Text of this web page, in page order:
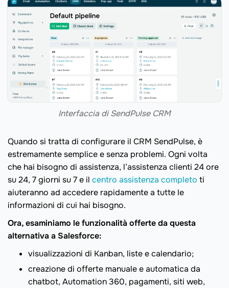
Interfaccia di SendPulse CRM
Quando si tratta di configurare il CRM SendPulse, è
estremamente semplice e senza problemi. Ogni volta
che hai bisogno di assistenza, l’assistenza clienti 24 ore
su 24, 7 giorni su 7 e il centro assistenza completo ti
aiuteranno ad accedere rapidamente a tutte le
informazioni di cui hai bisogno.
Ora, esaminiamo le funzionalità offerte da questa
alternativa a Salesforce:
visualizzazioni di Kanban, liste e calendario;
creazione di offerte manuale e automatica da
chatbot, Automation 360, pagamenti, siti web,